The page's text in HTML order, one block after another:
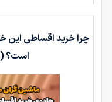
چرا خرید اقساطی این
است؟